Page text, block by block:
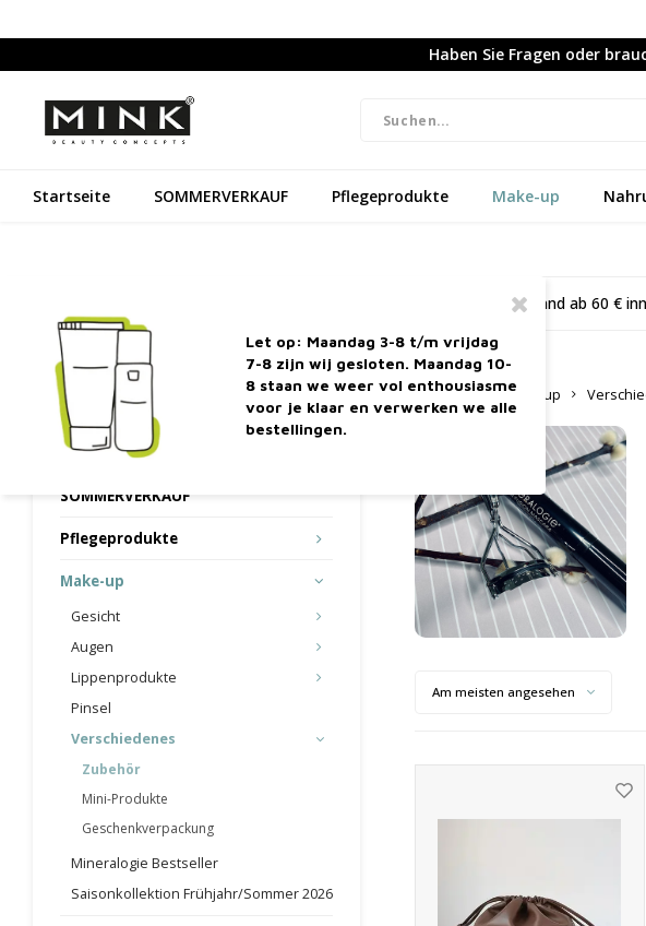
Haben Sie Fragen oder
Startseite SOMMERVERKAUF Pflegeprodukte Make-up
Let op: Maandag 3-8 t/m vrijdag
7-8 zijn wij gesloten. Maandag 10-
8 staan we weer vol enthousiasme
voor je klaar en verwerken we alle
bestellingen.
Kostenloser Versand ab 60 €
Kategorien
SOMMERVERKAUF
Pflegeprodukte
Make-up
Gesicht
Augen
Lippenprodukte
Pinsel
Verschiedenes
Zubehör
Mini-Produkte
Geschenkverpackung
Mineralogie Bestseller
Saisonkollektion Frühjahr/Sommer 2026
Startseite Make-up
Am meisten angesehen